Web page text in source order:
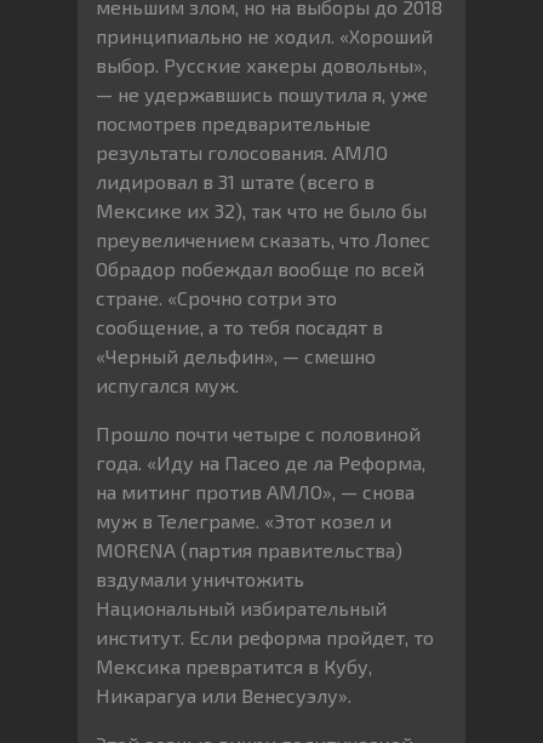
меньшим злом, но на выборы до 2018
принципиально не ходил. «Хороший
выбор. Русские хакеры довольны»,
— не удержавшись пошутила я, уже
посмотрев предварительные
результаты голосования. АМЛО
лидировал в 31 штате (всего в
Мексике их 32), так что не было бы
преувеличением сказать, что Лопес
Обрадор побеждал вообще по всей
стране. «Срочно сотри это
сообщение, а то тебя посадят в
«Черный дельфин», — смешно
испугался муж.
Прошло почти четыре с половиной
года. «Иду на Пасео де ла Реформа,
на митинг против АМЛО», — снова
муж в Телеграме. «Этот козел и
MORENA (партия правительства)
вздумали уничтожить
Национальный избирательный
институт. Если реформа пройдет, то
Мексика превратится в Кубу,
Никарагуа или Венесуэлу».